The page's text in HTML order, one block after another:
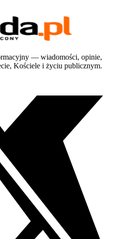
— wiadomości, opinie,
Kościele i życiu publicznym.